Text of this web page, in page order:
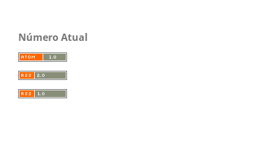
Número Atual